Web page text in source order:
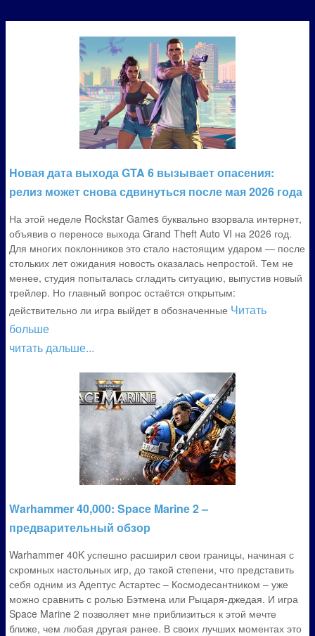
Новая дата выхода GTA 6 вызывает опасения:
релиз может снова сдвинуться после мая 2026 года
На этой неделе Rockstar Games буквально взорвала интернет,
объявив о переносе выхода Grand Theft Auto VI на 2026 год.
Для многих поклонников это стало настоящим ударом — после
стольких лет ожидания новость оказалась непростой. Тем не
менее, студия попыталась сгладить ситуацию, выпустив новый
трейлер. Но главный вопрос остаётся открытым:
действительно ли игра выйдет в обозначенные Читать
больше
читать дальше...
Warhammer 40,000: Space Marine 2 –
предварительный обзор
Warhammer 40K успешно расширил свои границы, начиная с
скромных настольных игр, до такой степени, что представить
себя одним из Адептус Астартес – Космодесантником – уже
можно сравнить с ролью Бэтмена или Рыцаря-джедая. И игра
Space Marine 2 позволяет мне приблизиться к этой мечте
ближе, чем любая другая ранее. В своих лучших моментах это